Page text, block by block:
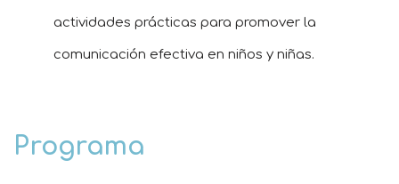
actividades prácticas para promover la
comunicación efectiva en niños y niñas.
Programa